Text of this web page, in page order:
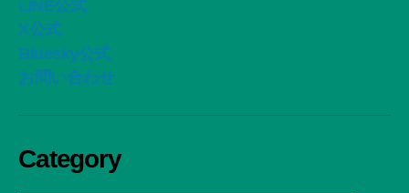
LINE公式
X公式
Bluesky公式
お問い合わせ
Category